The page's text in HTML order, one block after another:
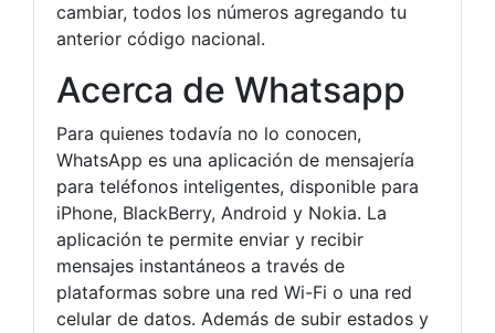
cambiar, todos los números agregando tu
anterior código nacional.
Acerca de Whatsapp
Para quienes todavía no lo conocen,
WhatsApp es una aplicación de mensajería
para teléfonos inteligentes, disponible para
iPhone, BlackBerry, Android y Nokia. La
aplicación te permite enviar y recibir
mensajes instantáneos a través de
plataformas sobre una red Wi-Fi o una red
celular de datos. Además de subir estados y